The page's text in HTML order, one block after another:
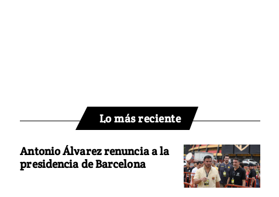
Lo más reciente
Antonio Álvarez renuncia a la
presidencia de Barcelona